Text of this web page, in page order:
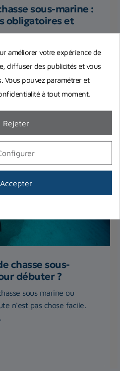
sous-marine :
obligatoires et
pour pouvoir la
et sécurité ? L'équipe
chasse sous-
débuter ?
sous marine ou
n'est pas chose facile.
améliorer votre expérience de
diffuser des publicités et vous
Vous pouvez paramétrer et
à tout moment.
Rejeter
Accepter